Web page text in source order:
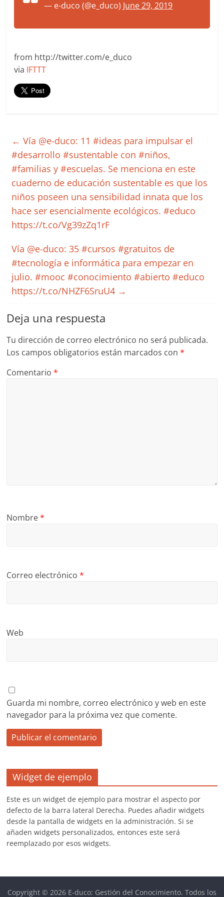
— e-duco (@e_duco) June 29, 2019
from http://twitter.com/e_duco
via IFTTT
← Vía @e-duco: 11 #ideas para impulsar el
#desarrollo #sustentable con #niños,
#familias y #escuelas. Se menciona en este
cuaderno de educación sustentable es que los
niños poseen una sensibilidad innata que los
hace ser esencialmente ecológicos. #educo
https://t.co/Vg39zZq1rF
Vía @e-duco: 35 #cursos #gratuitos de
#tecnología e informática para empezar en
julio. #mooc #conocimiento #abierto #educo
https://t.co/NHZF6SruU4 →
Deja una respuesta
Tu dirección de correo electrónico no será publicada.
Los campos obligatorios están marcados con*
Comentario*
Nombre*
Correo electrónico*
Web
Guarda mi nombre, correo electrónico y web en este
navegador para la próxima vez que comente.
Widget de ejemplo
Este es un widget de ejemplo para mostrar el aspecto por
defecto de la barra lateral Derecha. Puedes añadir widgets
desde la pantalla de widgets en la administración. Si se
añaden widgets personalizados, entonces este será
reemplazado por esos widgets.
Copyright © 2026 E-duco: Gestión del Conocimiento. Todos los